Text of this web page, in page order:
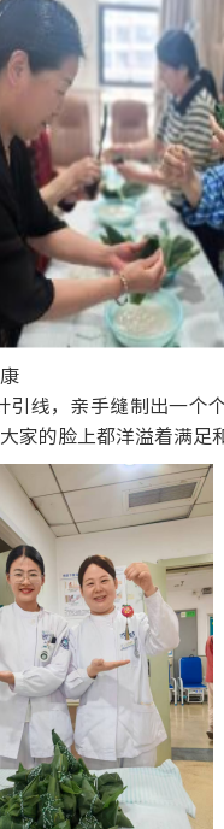
线，亲手缝制出一个
家的脸上都洋溢着满足